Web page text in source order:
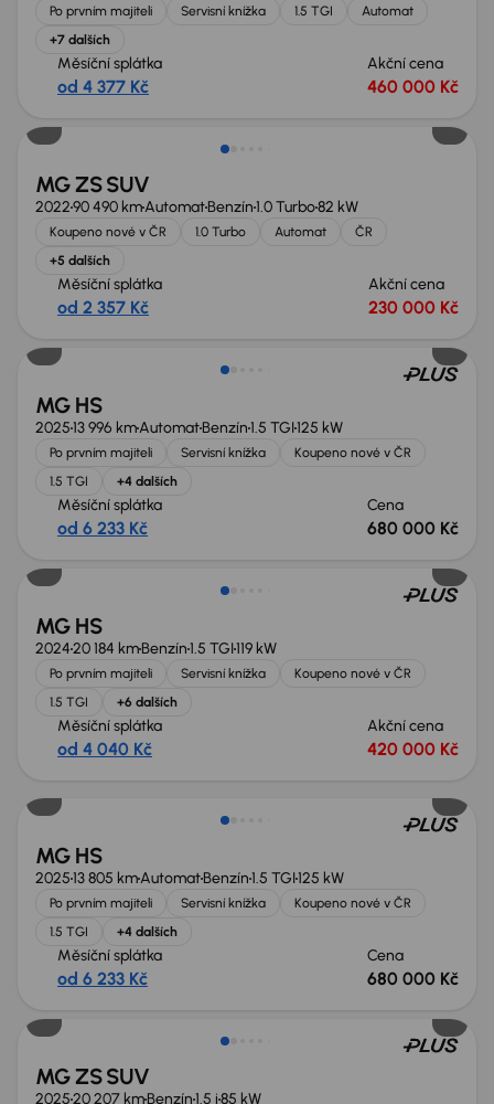
Po prvním majiteli Servisní knížka 1.5 TGI
Automat
+7 dalších
Měsíční splátka
od 4 377 Kč
Akční cena
460 000 Kč
MG ZS SUV
202290 490 kmAutomatBenzín1.0 Turbo82 kW
Koupeno nové v ČR 1.0 Turbo Automat
ČR
+5 dalších
Měsíční splátka
od 2 357 Kč
Akční cena
230 000 Kč
Zlevněno o 20 000 Kč
MG HS
202513 996 kmAutomatBenzín1.5 TGI125 kW
Po prvním majiteli Servisní knížka
Koupeno nové v ČR
1.5 TGI
+4 dalších
Měsíční splátka
od 6 233 Kč
Cena
680 000 Kč
Zlevněno o 20 000 Kč
MG HS
202420 184 kmBenzín1.5 TGI119 kW
Po prvním majiteli Servisní knížka
Koupeno nové v ČR
1.5 TGI
+6 dalších
Měsíční splátka
od 4 040 Kč
Akční cena
420 000 Kč
MG HS
202513 805 kmAutomatBenzín1.5 TGI125 kW
Po prvním majiteli Servisní knížka
Koupeno nové v ČR
1.5 TGI
+4 dalších
Měsíční splátka
od 6 233 Kč
Cena
680 000 Kč
Zlevněno o 30 000 Kč
MG ZS SUV
202520 207 kmBenzín1.5 i85 kW